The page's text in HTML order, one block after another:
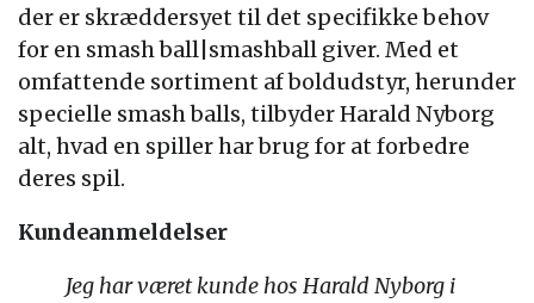
der er skræddersyet til det specifikke behov
for en smash ball|smashball giver. Med et
omfattende sortiment af boldudstyr, herunder
specielle smash balls, tilbyder Harald Nyborg
alt, hvad en spiller har brug for at forbedre
deres spil.
Kundeanmeldelser
Jeg har været kunde hos Harald Nyborg i